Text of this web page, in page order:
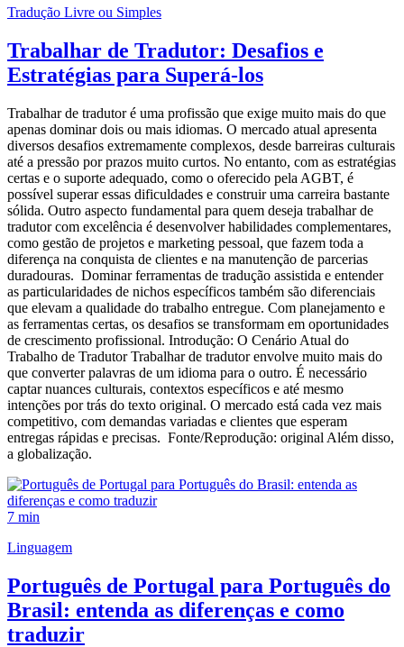
Tradução Livre ou Simples
Trabalhar de Tradutor: Desafios e
Estratégias para Superá-los
Trabalhar de tradutor é uma profissão que exige muito mais do que
apenas dominar dois ou mais idiomas. O mercado atual apresenta
diversos desafios extremamente complexos, desde barreiras culturais
até a pressão por prazos muito curtos. No entanto, com as estratégias
certas e o suporte adequado, como o oferecido pela AGBT, é
possível superar essas dificuldades e construir uma carreira bastante
sólida. Outro aspecto fundamental para quem deseja trabalhar de
tradutor com excelência é desenvolver habilidades complementares,
como gestão de projetos e marketing pessoal, que fazem toda a
diferença na conquista de clientes e na manutenção de parcerias
duradouras. Dominar ferramentas de tradução assistida e entender
as particularidades de nichos específicos também são diferenciais
que elevam a qualidade do trabalho entregue. Com planejamento e
as ferramentas certas, os desafios se transformam em oportunidades
de crescimento profissional. Introdução: O Cenário Atual do
Trabalho de Tradutor Trabalhar de tradutor envolve muito mais do
que converter palavras de um idioma para o outro. É necessário
captar nuances culturais, contextos específicos e até mesmo
intenções por trás do texto original. O mercado está cada vez mais
competitivo, com demandas variadas e clientes que esperam
entregas rápidas e precisas. Fonte/Reprodução: original Além disso,
a globalização.
7 min
Linguagem
Português de Portugal para Português do
Brasil: entenda as diferenças e como
traduzir